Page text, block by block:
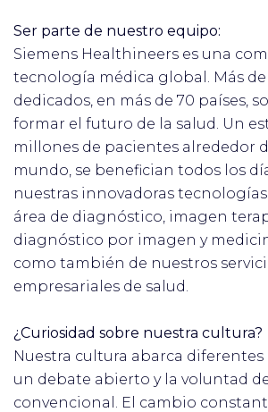
Ser parte de nuestro equipo:
Siemens Healthineers es una
tecnología médica global. Más
dedicados, en más de 70 países,
formar el futuro de la salud. Un
millones de pacientes alrededor
mundo, se benefician todos los
nuestras innovadoras tecnologías
área de diagnóstico, imagen
diagnóstico por imagen y
como también de nuestros
empresariales de salud.
¿Curiosidad sobre nuestra cultura?
Nuestra cultura abarca diferentes
un debate abierto y la voluntad
convencional. El cambio